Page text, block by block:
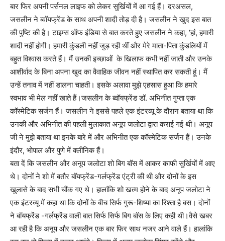
बार फिर अपनी पर्सनल लाइफ को लेकर सुर्खियों में आ गई हैं। दरअसल,
जसलीन ने ब्वॉयफ्रेंड के साथ अपनी शादी तोड़ दी है। जसलीन ने खुद इस बात
की पुष्टि की है। टाइम्स ऑफ इंडिया से बात करते हुए जसलीन ने कहा, ‘हां, हमारी
शादी नहीं होगी। हमारी कुंडली नहीं जुड़ रही थीं और मेरे माता-पिता कुंडलियों में
बहुत विश्वास करते हैं। मैं उनकी इच्छाओं के खिलाफ कभी नहीं जाती और उनके
आशीर्वाद के बिना अपना खुद का वैवाहिक जीवन नहीं स्थापित कर सकती हूं। मैं
उन्हें तनाव में नहीं डालना चाहती। इसके अलावा मुझे एहसास हुआ कि हमारे
स्वभाव भी मेल नहीं खाते हैं।जसलीन के ब्वॉयफ्रेंड डॉ. अभिनीत गुप्ता एक
कॉस्मेटिक सर्जन हैं। जसलीन ने इससे पहले एक इंटरव्यू के दौरान बताया था कि
उनकी और अभिनीत की पहली मुलाकात अनूप जलोटा द्वारा कराई गई थी। अनूप
जी ने मुझे बताया था इनके बारे में और अभिनीत एक कॉस्मेटिक सर्जन हैं। उनके
इंदौर, भोपाल और पुणे में क्लीनिक हैं।
बता दें कि जसलीन और अनूप जलोटा शो बिग बॉस में आकर काफी सुर्खियों में आए
थे। दोनों ने शो में बतौर बॉयफ्रेंड-गर्लफ्रेंड एंट्री की थी और दोनों के इस
खुलासे के बाद सभी चौंक गए थे। हालांकि शो खत्म होने के बाद अनूप जलोटा ने
एक इंटरव्यू में कहा था कि दोनों के बीच सिर्फ गुरू-शिष्या का रिश्ता है बस। दोनों
ने बॉयफ्रेंड -गर्लफ्रेंड वाली बात सिर्फ सिर्फ बिग बॉस के लिए कही थी।वैसे खबर
आ रही है कि अनूप और जसलीन एक बार फिर साथ नजर आने वाले हैं। हालांकि